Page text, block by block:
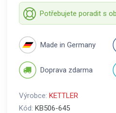
Potřebujete poradit s
Made in Germany
Doprava zdarma
Výrobce: KETTLER
Kód: KB506-645